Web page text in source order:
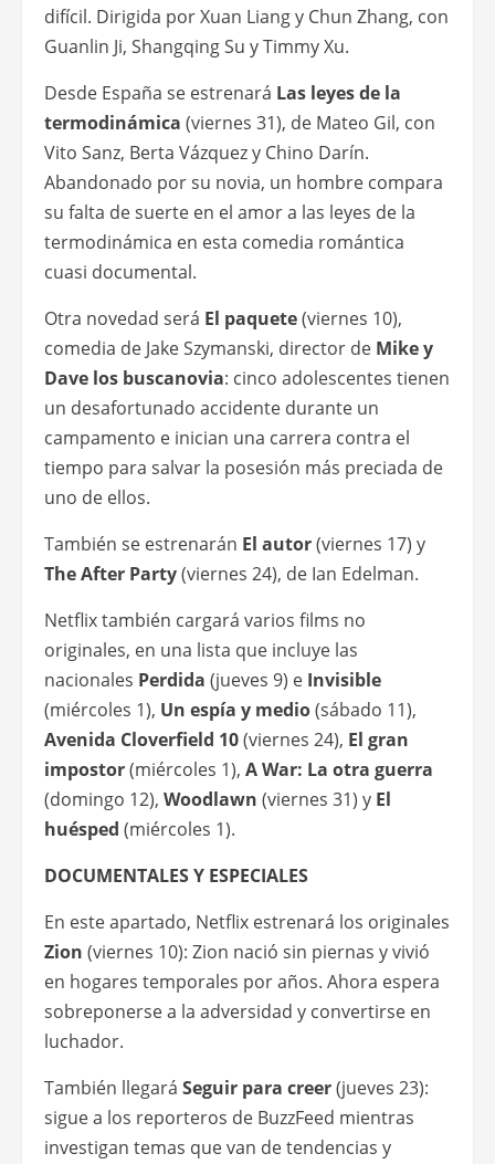
difícil. Dirigida por Xuan Liang y Chun Zhang, con
Guanlin Ji, Shangqing Su y Timmy Xu.
Desde España se estrenará Las leyes de la
termodinámica (viernes 31), de Mateo Gil, con
Vito Sanz, Berta Vázquez y Chino Darín.
Abandonado por su novia, un hombre compara
su falta de suerte en el amor a las leyes de la
termodinámica en esta comedia romántica
cuasi documental.
Otra novedad será El paquete(viernes 10),
comedia de Jake Szymanski, director de Mike y
Dave los buscanovia: cinco adolescentes tienen
un desafortunado accidente durante un
campamento e inician una carrera contra el
tiempo para salvar la posesión más preciada de
uno de ellos.
También se estrenarán El autor(viernes 17) y
The After Party(viernes 24), de Ian Edelman.
Netflix también cargará varios films no
originales, en una lista que incluye las
nacionales Perdida (jueves 9) e Invisible
(miércoles 1), Un espía y medio(sábado 11),
Avenida Cloverfield 10(viernes 24), El gran
impostor(miércoles 1), A War: La otra guerra
(domingo 12), Woodlawn (viernes 31) y El
huésped (miércoles 1).
DOCUMENTALES Y ESPECIALES
En este apartado, Netflix estrenará los originales
Zion (viernes 10): Zion nació sin piernas y vivió
en hogares temporales por años. Ahora espera
sobreponerse a la adversidad y convertirse en
luchador.
También llegará Seguir para creer(jueves 23):
sigue a los reporteros de BuzzFeed mientras
investigan temas que van de tendencias y